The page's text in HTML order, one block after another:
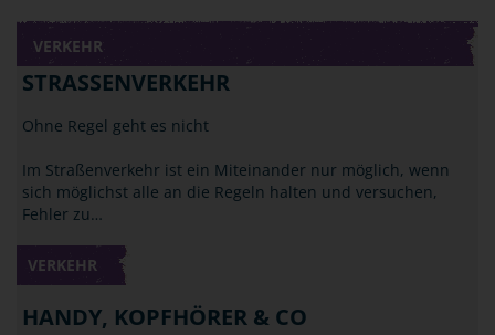
VERKEHR
STRASSENVERKEHR
Ohne Regel geht es nicht
Im Straßenverkehr ist ein Miteinander nur möglich, wenn
sich möglichst alle an die Regeln halten und versuchen,
Fehler zu…
VERKEHR
HANDY, KOPFHÖRER & CO